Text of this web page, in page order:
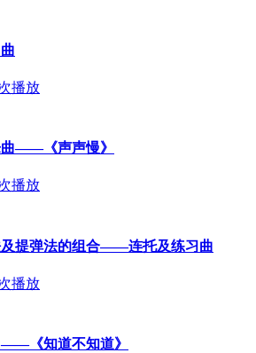
播放
——《声声慢》
播放
及提弹法的组合——连托及练习曲
播放
《知道不知道》